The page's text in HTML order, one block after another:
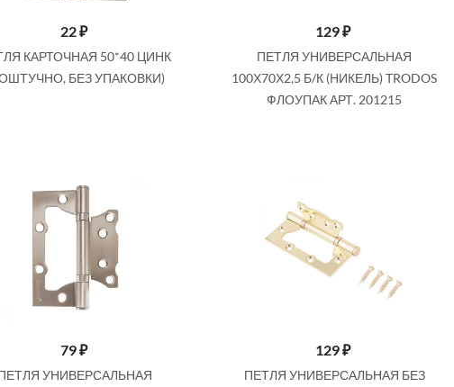
22₽
КАРТОЧНАЯ 50*40 ЦИНК
БЕЗ УПАКОВКИ)
129₽
ПЕТЛЯ УНИВЕРСАЛЬНАЯ
100Х70Х2,5 Б/К (НИКЕЛЬ) TRODOS
ФЛОУПАК АРТ. 201215
79₽
УНИВЕРСАЛЬНАЯ
129₽
ПЕТЛЯ УНИВЕРСАЛЬНАЯ БЕЗ